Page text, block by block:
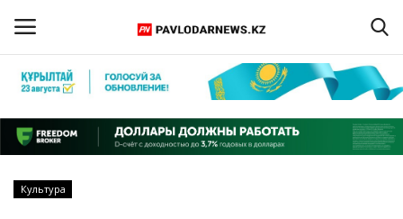
Регистрация
Главная
Культура